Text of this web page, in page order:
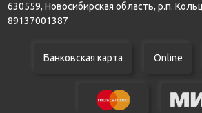
630559, Новосибирская область, р.п.
89137001387
Банковская карта Online